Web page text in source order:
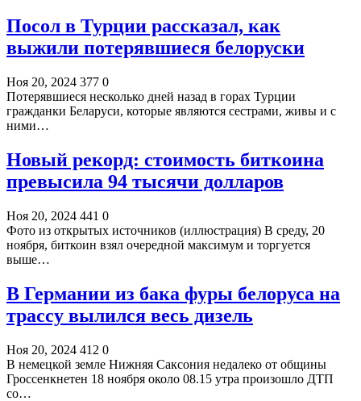
Посол в Турции рассказал, как
выжили потерявшиеся белоруски
Ноя 20, 2024 377 0
Потерявшиеся несколько дней назад в горах Турции
гражданки Беларуси, которые являются сестрами, живы и с
ними…
Новый рекорд: стоимость биткоина
превысила 94 тысячи долларов
Ноя 20, 2024 441 0
Фото из открытых источников (иллюстрация) В среду, 20
ноября, биткоин взял очередной максимум и торгуется
выше…
В Германии из бака фуры белоруса на
трассу вылился весь дизель
Ноя 20, 2024 412 0
В немецкой земле Нижняя Саксония недалеко от общины
Гроссенкнетен 18 ноября около 08.15 утра произошло ДТП
со…